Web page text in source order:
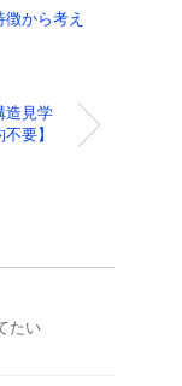
から考え
造見学
要】
たい